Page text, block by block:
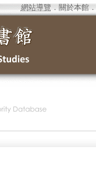
網站導覽 ． 關於本館．